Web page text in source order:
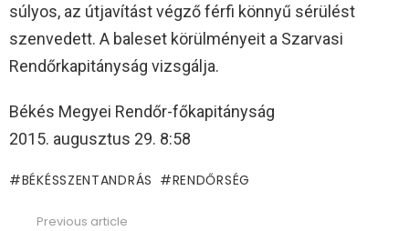
súlyos, az útjavítást végző férfi könnyű sérülést
szenvedett. A baleset körülményeit a Szarvasi
Rendőrkapitányság vizsgálja.
Békés Megyei Rendőr-főkapitányság
2015. augusztus 29. 8:58
BÉKÉSSZENTANDRÁS RENDŐRSÉG
Previous article